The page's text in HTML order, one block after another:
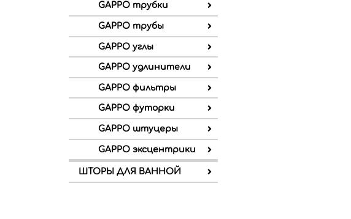
GAPPO трубки
GAPPO трубы
GAPPO углы
GAPPO удлинители
GAPPO фильтры
GAPPO футорки
GAPPO штуцеры
GAPPO эксцентрики
ШТОРЫ ДЛЯ ВАННОЙ